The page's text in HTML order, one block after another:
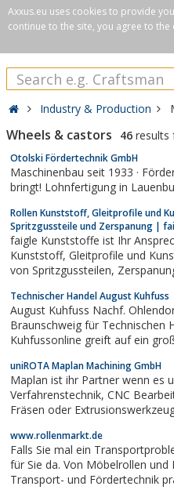
Axxus.eu uses cookies to provide
continue to the site, you agree to the
Industry & Production
Wheels & castors 46 results
Otolski Fördertechnik GmbH
Maschinenbau seit 1933 · Fördertechnik, die Ihr
bringt! Lohnfertigung in
Rollen Kunststoff, Gleitprofile und
Spritzgussteile und Zerspanung |
faigle Kunststoffe ist Ihr
Kunststoff, Gleitprofile und Kunststoffhalbzeuge. Der Anbieter
von Spritzgussteilen, Zerspanung und Halteschlaufen ist auch
Technischer Handel August Kuhfuss
August Kuhfuss Nachf.
Braunschweig für Technischen
Kuhfussonline greift auf ein
uniROTA Maplan Machining GmbH
Maplan ist ihr Partner wenn es
Verfahrenstechnik, CNC Bearbeitung, Schneckenfertigung,
Fräsen oder
www.rollenmarkt.de
Falls Sie mal ein Transportproblem
für Sie da. Von Möbelrollen und
Transport- und Fördertechnik